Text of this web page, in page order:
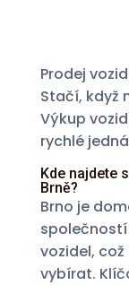
Prodej
Stačí, když
Výkup
rychlé
Kde najdete
Brně?
Brno je
vozidel,
vybírat.